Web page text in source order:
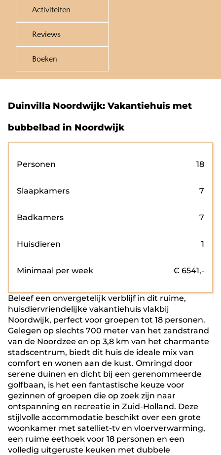
Activiteiten
Reviews
Boeken
Duinvilla Noordwijk: Vakantiehuis met
bubbelbad in Noordwijk
Personen 18
Slaapkamers 7
Badkamers 7
Huisdieren 1
Minimaal per week € 6541,-
Beleef een onvergetelijk verblijf in dit ruime,
huisdiervriendelijke vakantiehuis vlakbij
Noordwijk, perfect voor groepen tot 18 personen.
Gelegen op slechts 700 meter van het zandstrand
van de Noordzee en op 3,8 km van het charmante
stadscentrum, biedt dit huis de ideale mix van
comfort en wonen aan de kust. Omringd door
serene duinen en dicht bij een gerenommeerde
golfbaan, is het een fantastische keuze voor
gezinnen of groepen die op zoek zijn naar
ontspanning en recreatie in Zuid-Holland. Deze
stijlvolle accommodatie beschikt over een grote
woonkamer met satelliet-tv en vloerverwarming,
een ruime eethoek voor 18 personen en een
volledig uitgeruste keuken met dubbele